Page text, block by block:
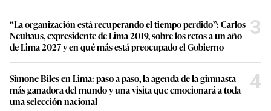
“La organización está recuperando el tiempo perdido”: Carlos
Neuhaus, expresidente de Lima 2019, sobre los retos a un año
de Lima 2027 y en qué más está preocupado el Gobierno
3
Simone Biles en Lima: paso a paso, la agenda de la gimnasta
más ganadora del mundo y una visita que emocionará a toda
una selección nacional
4